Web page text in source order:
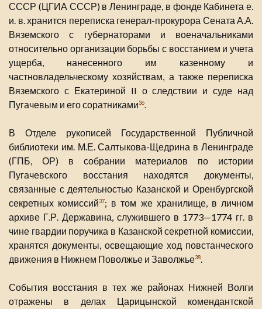
СССР (ЦГИА СССР) в Ленинграде, в фонде Кабинета е.
и. в. хранится переписка генерал-прокурора Сената А.А.
Вяземского с губернаторами и военачальниками
относительно организации борьбы с восстанием и учета
ущерба, нанесенного им казенному и
частновладельческому хозяйствам, а также переписка
Вяземского с Екатериной II о следствии и суде над
Пугачевым и его соратниками36.
В Отделе рукописей Государственной Публичной
библиотеки им. М.Е. Салтыкова-Щедрина в Ленинграде
(ГПБ, ОР) в собрании материалов по истории
Пугачевского восстания находятся документы,
связанные с деятельностью Казанской и Оренбургской
секретных комиссий37; в том же хранилище, в личном
архиве Г.Р. Державина, служившего в 1773—1774 гг. в
чине гвардии поручика в Казанской секретной комиссии,
хранятся документы, освещающие ход повстанческого
движения в Нижнем Поволжье и Заволжье38.
События восстания в тех же районах Нижней Волги
отражены в делах Царицынской комендантской